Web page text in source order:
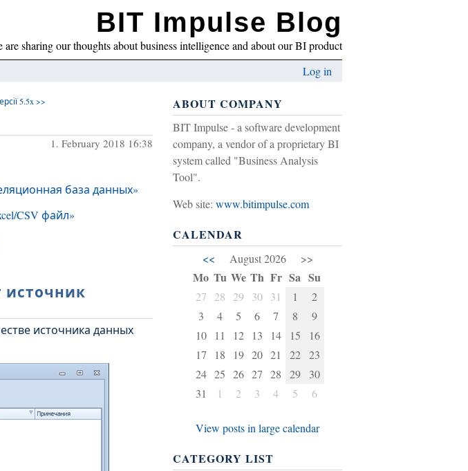
BIT Impulse Blog
sharing our thoughts about business intelligence and about our BI product
Log in
5.5x >>
1. February 2018 16:38
база данных»
CSV файл»
источника данных
ABOUT COMPANY
BIT Impulse - a software development
company, a vendor of a proprietary BI
system called "Business Analysis
Tool".
Web site: www.bitimpulse.com
CALENDAR
<< August 2026 >>
Mo Tu We Th Fr Sa Su
27 28 29 30 31 1
2
3
4 5 6 7 8
9
10
11 12 13 14 15
16
17
18 19 20 21 22 23
24 25 26 27 28 29
30
31
1 2 3 4 5 6
View posts in large calendar
CATEGORY LIST